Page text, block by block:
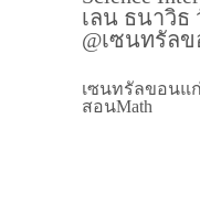
เลน ธนาวิธ
@เซนทรัล
เซนทรัลขอนแ
สอนMath